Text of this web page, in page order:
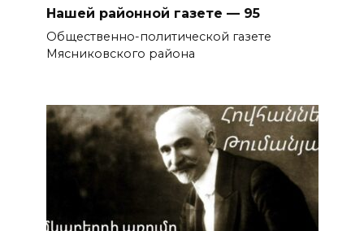
Нашей районной газете — 95
Общественно-политической газете
Мясниковского района